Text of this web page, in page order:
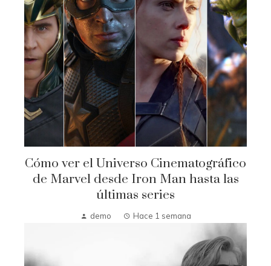
Cómo ver el Universo Cinematográfico
de Marvel desde Iron Man hasta las
últimas series
demo Hace 1 semana